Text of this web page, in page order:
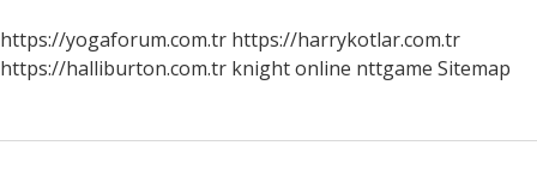
https://yogaforum.com.tr https://harrykotlar.com.tr
https://halliburton.com.tr knight online nttgame Sitemap